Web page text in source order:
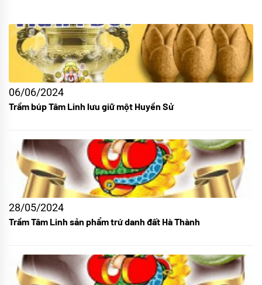
06/06/2024
Trầm búp Tâm Linh lưu giữ một Huyền Sử
28/05/2024
Trầm Tâm Linh sản phẩm trứ danh đất Hà Thành